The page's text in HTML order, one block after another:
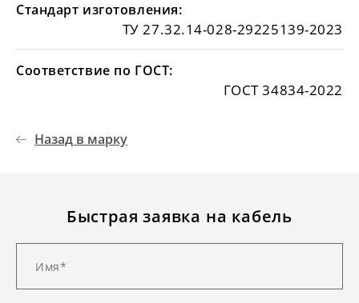
Стандарт изготовления:
ТУ 27.32.14-028-29225139-2023
Соответствие по ГОСТ:
ГОСТ 34834-2022
Назад в марку
Быстрая заявка на кабель